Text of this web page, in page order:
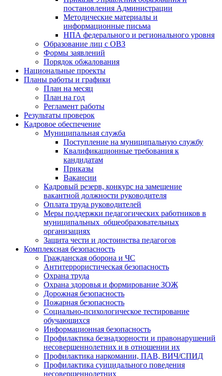
постановления Администрации
Методические материалы и
информационные письма
НПА федерального и регионального уровня
Образование лиц с ОВЗ
Формы заявлений
Порядок обжалования
Национальные проекты
Планы работы и графики
План на месяц
План на год
Регламент работы
Результаты проверок
Кадровое обеспечение
Муниципальная служба
Поступление на муниципальную службу
Квалификационные требования к
кандидатам
Приказы
Вакансии
Кадровый резерв, конкурс на замещение
вакантной должности руководителя
Оплата труда руководителей
Меры поддержки педагогических работников в
муниципальных общеобразовательных
организациях
Защита чести и достоинства педагогов
Комплексная безопасность
Гражданская оборона и ЧС
Антитеррористическая безопасность
Охрана труда
Охрана здоровья и формирование ЗОЖ
Дорожная безопасность
Пожарная безопасность
Социально-психологическое тестирование
обучающихся
Информационная безопасность
Профилактика безнадзорности и правонарушений
несовершеннолетних и в отношении их
Профилактика наркомании, ПАВ, ВИЧ/СПИД
Профилактика суицидального поведения
несовершеннолетних